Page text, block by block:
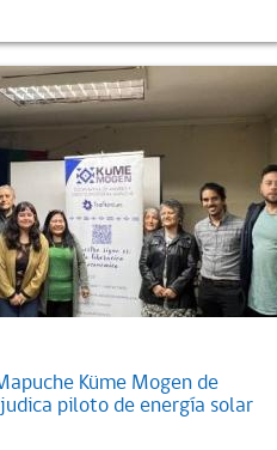
Küme Mogen de
piloto de energía solar